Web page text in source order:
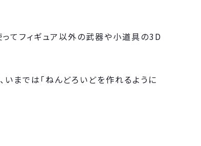
てフィギュア以外の武器や小道具の3D
までは「ねんどろいどを作れるように